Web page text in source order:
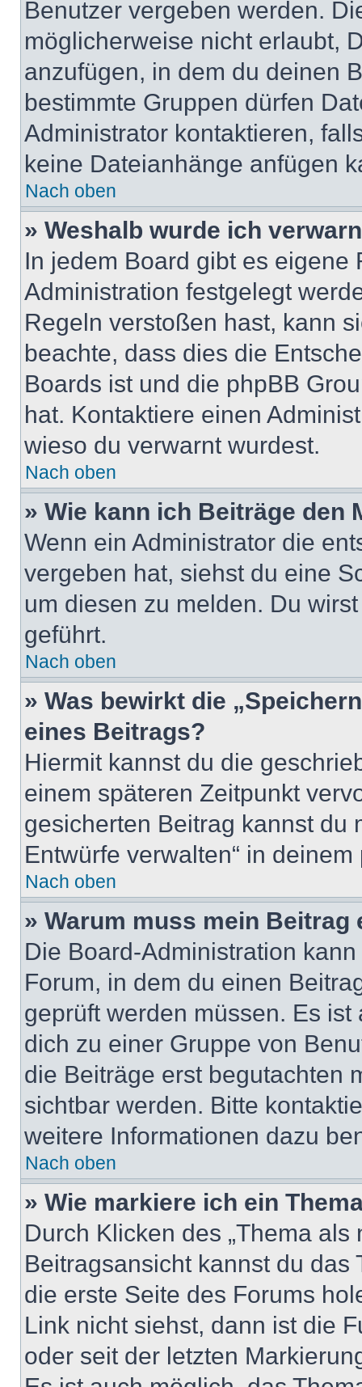
Benutzer vergeben werden.
möglicherweise nicht erlaubt,
anzufügen, in dem du deinen
bestimmte Gruppen dürfen
Administrator kontaktieren,
keine Dateianhänge anfügen
Nach oben
» Weshalb wurde ich
In jedem Board gibt es
Administration festgelegt
Regeln verstoßen hast, kann
beachte, dass dies die
Boards ist und die phpBB
hat. Kontaktiere einen
wieso du verwarnt wurdest.
Nach oben
» Wie kann ich Beiträge den
Wenn ein Administrator die
vergeben hat, siehst du eine
um diesen zu melden. Du
geführt.
Nach oben
» Was bewirkt die
eines Beitrags?
Hiermit kannst du die
einem späteren Zeitpunkt
gesicherten Beitrag kannst du
Entwürfe verwalten“ in
Nach oben
» Warum muss mein
Die Board-Administration
Forum, in dem du einen
geprüft werden müssen. Es
dich zu einer Gruppe von
die Beiträge erst begutachten
sichtbar werden. Bitte
weitere Informationen dazu
Nach oben
» Wie markiere ich ein
Durch Klicken des „Thema
Beitragsansicht kannst du
die erste Seite des Forums
Link nicht siehst, dann ist die
oder seit der letzten